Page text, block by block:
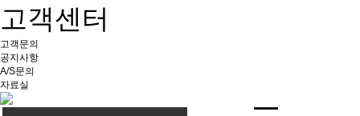
고객센터
고객문의
공지사항
A/S문의
자료실